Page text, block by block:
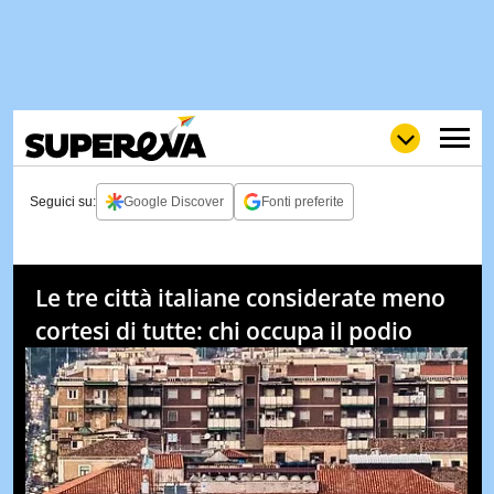
WOW
POP
NEWS
STORIE
VIDEO
& TV
QUIZ
Seguici su: Google Discover Fonti preferite
Le tre città italiane considerate meno
cortesi di tutte: chi occupa il podio